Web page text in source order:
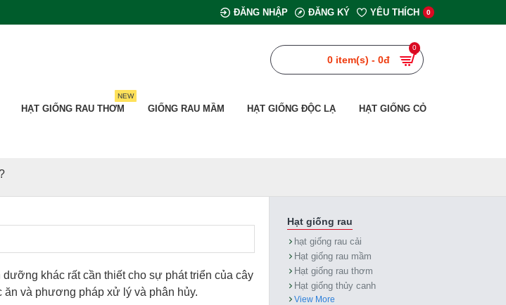
ĐĂNG NHẬP ĐĂNG KÝ YÊU THÍCH 0
0 item(s) - 0đ
0
HẠT GIỐNG RAU THƠM
NEW
GIỐNG RAU MẦM HẠT GIỐNG ĐỘC LẠ HẠT GIỐNG CỎ
khác rất cần thiết cho sự phát triển của cây
và phương pháp xử lý và phân hủy.
Hạt giống rau
hạt giống rau cải
Hạt giống rau mầm
Hạt giống rau thơm
Hạt giống thủy canh
View More